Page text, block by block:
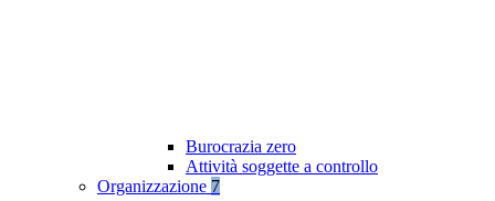
Burocrazia zero
Attività soggette a controllo
Organizzazione 7